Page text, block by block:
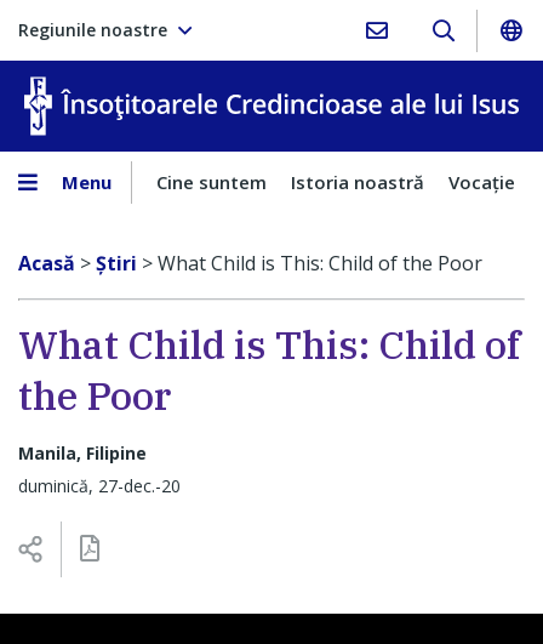
Regiunile noastre
Menu Cine suntem Istoria noastră Vocaţie
Acasă >Ştiri >What Child is This: Child of the Poor
What Child is This: Child of
the Poor
Manila, Filipine
duminică, 27-dec.-20